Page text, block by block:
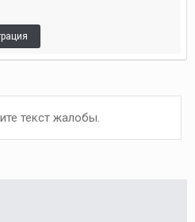
текст жалобы.